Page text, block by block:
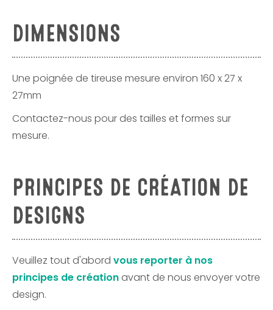
DIMENSIONS
Une poignée de tireuse mesure environ 160 x 27 x
27mm
Contactez-nous pour des tailles et formes sur
mesure.
PRINCIPES DE CRÉATION DE
DESIGNS
Veuillez tout d'abord vous reporter à nos
principes de création avant de nous envoyer votre
design.